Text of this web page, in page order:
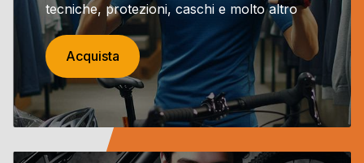
tecniche, protezioni, caschi e molto altro
Acquista